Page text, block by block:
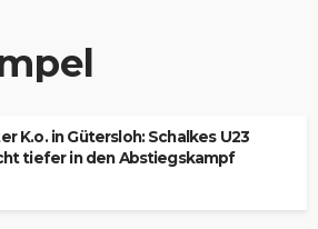
K.o. in Gütersloh: Schalkes U23
tiefer in den Abstiegskampf